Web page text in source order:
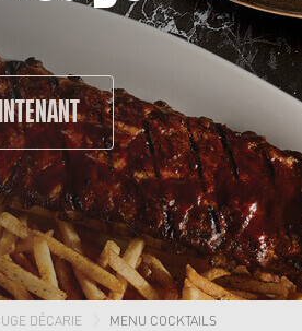
DÉCARIE MENU COCKTAILS